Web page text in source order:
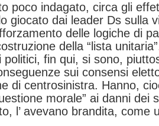
poco indagato, circa gli
giocato dai leader Ds sulla
delle logiche di
della “lista
politici, fin qui, si sono,
sui consensi
di centrosinistra. Hanno,
morale” ai danni dei
l’ avevano brandita, come